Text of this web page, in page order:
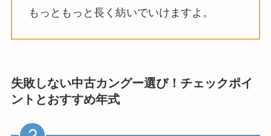
もっともっと長く紡いでいけますよ。
失敗しない中古カングー選び！チェックポイ
ントとおすすめ年式